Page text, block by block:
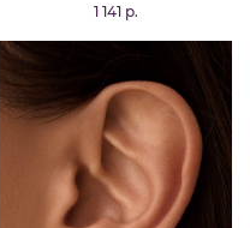
1 141 р.